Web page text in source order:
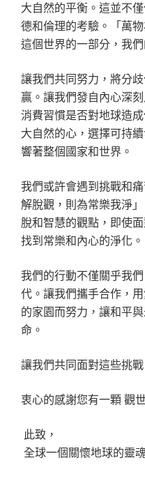
大自然的平衡。這並不
德和倫理的考驗。「萬
這個世界的一部分，我
讓我們共同努力，將分
贏。讓我們發自內心深
消費習慣是否對地球造
大自然的心，選擇可持
響著整個國家和世界。
我們或許會遇到挑戰和
解脫觀，則為常樂我淨
脫和智慧的觀點，即使
找到常樂和內心的淨化。
我們的行動不僅關乎我
代。讓我們攜手合作，
的家園而努力，讓和平
命。
讓我們共同面對這些挑
衷心的感謝您有一顆 觀
此致，
全球一個關懷地球的靈魂